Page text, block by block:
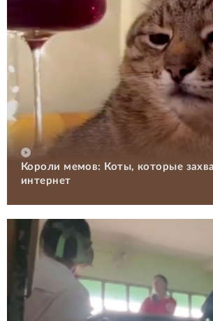
Короли мемов: Коты, которые
интернет